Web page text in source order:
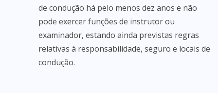
de condução há pelo menos dez anos e não
pode exercer funções de instrutor ou
examinador, estando ainda previstas regras
relativas à responsabilidade, seguro e locais de
condução.